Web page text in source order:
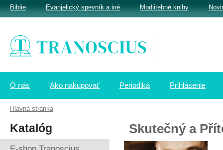
O nás Ako nakupovať Periodiká Prihlásenie
Skutečný a
Katalóg
Biblie Evanjelický spevník a iné Modlitebné knihy
Hlavná stránka